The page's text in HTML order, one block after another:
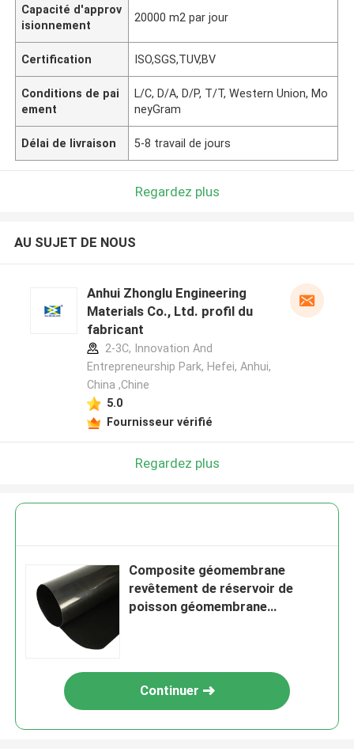
Capacité d'approv
isionnement
20000 m2 par jour
Certification ISO,SGS,TUV,BV
Conditions de pai
ement
L/C, D/A, D/P, T/T, Western Union, Mo
neyGram
Délai de livraison 5-8 travail de jours
Regardez plus
AU SUJET DE NOUS
Anhui Zhonglu Engineering
Materials Co., Ltd. profil du
fabricant
2-3C, Innovation And
Entrepreneurship Park, Hefei, Anhui,
China ,Chine
5.0
Fournisseur vérifié
Regardez plus
Composite géomembrane
revêtement de réservoir de
poisson géomembrane
Continuer